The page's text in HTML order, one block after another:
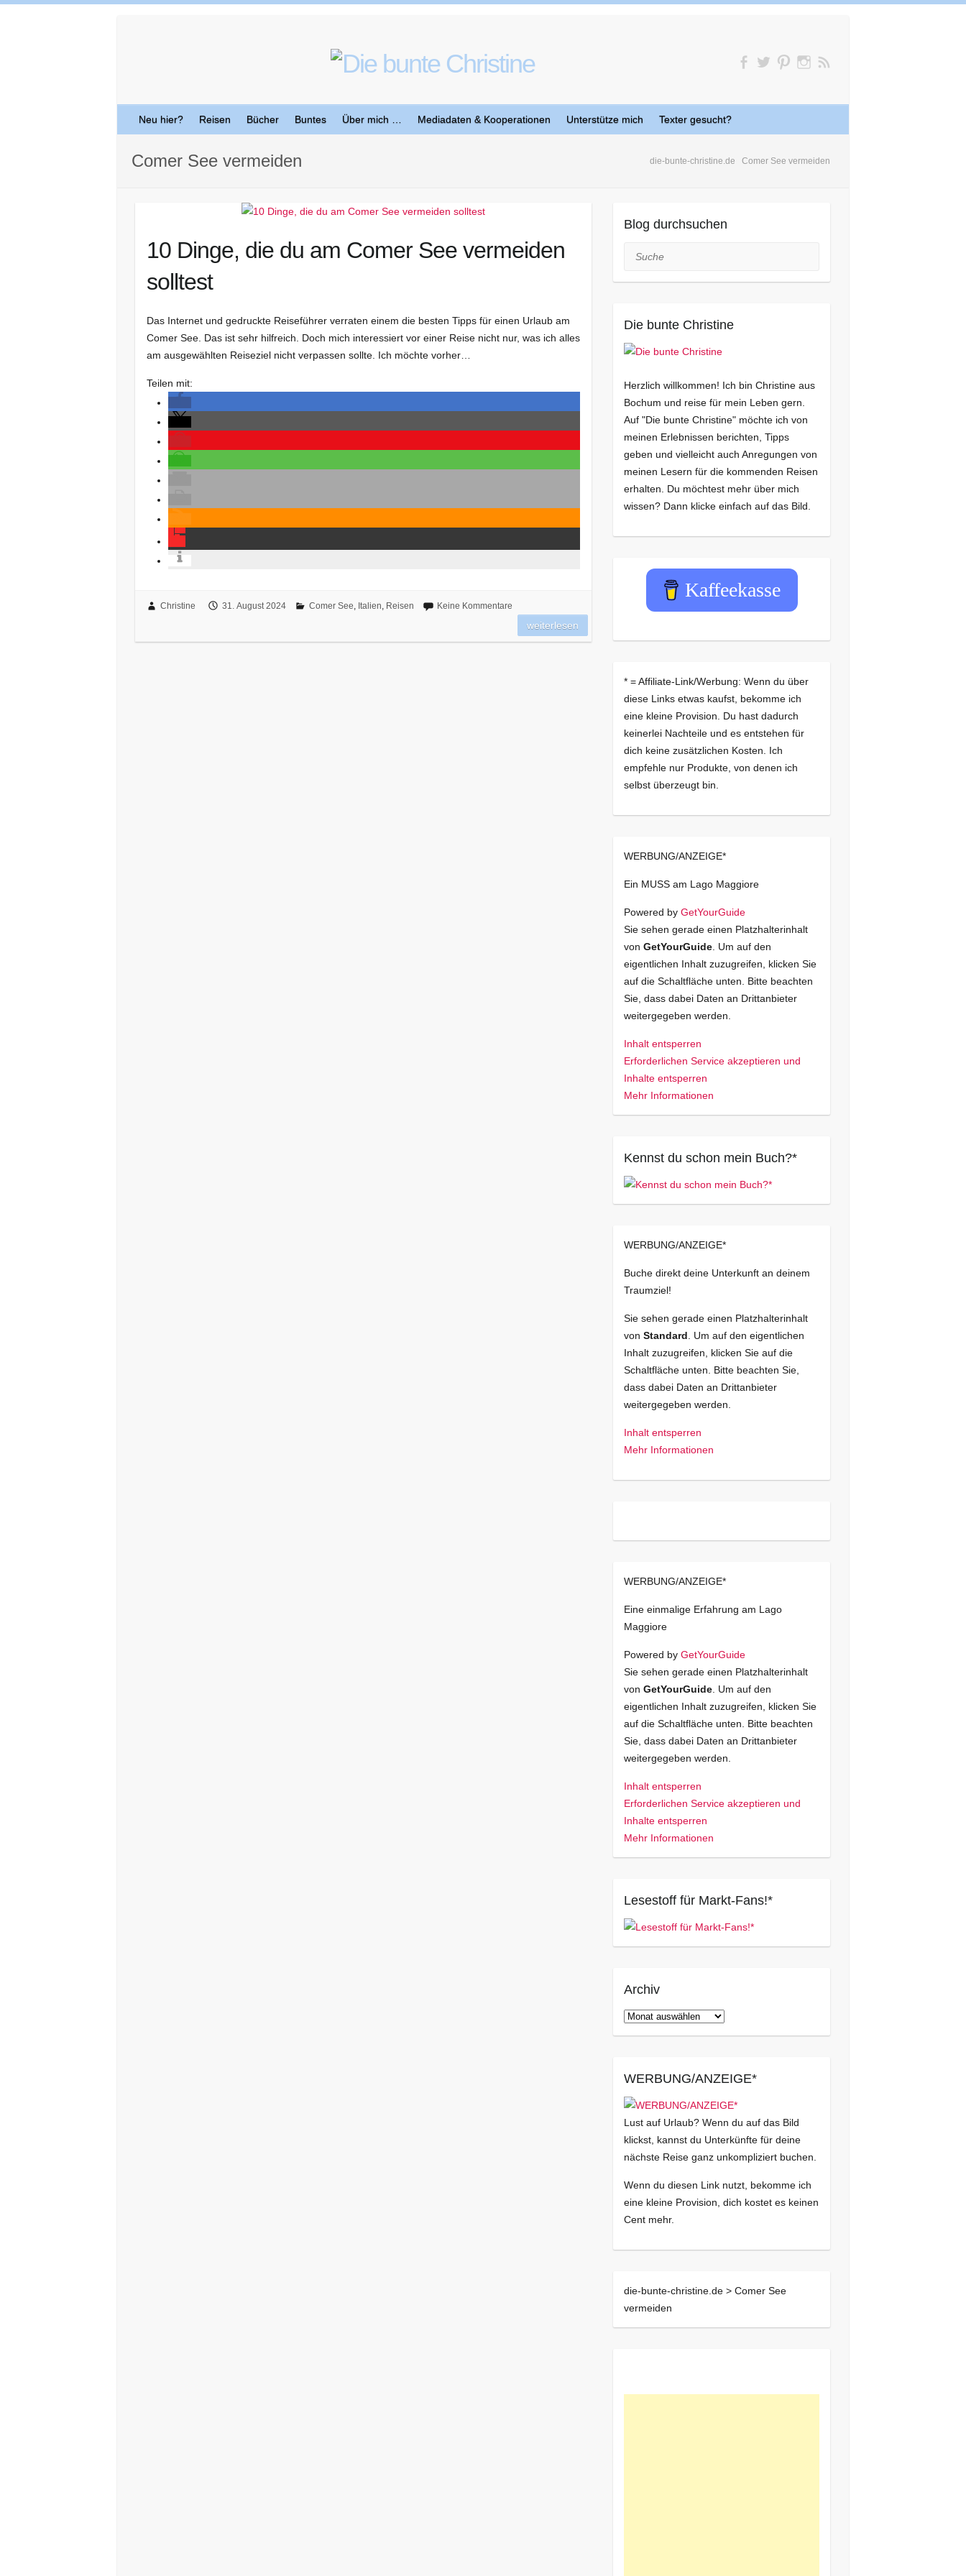
Neu hier? Reisen Bücher Buntes Über mich … Mediadaten & Kooperationen Unterstütze mich Texter gesucht?
die-bunte-christine.de Comer See vermeiden
Comer See vermeiden
10 Dinge, die du am Comer See vermeiden
solltest
Das Internet und gedruckte Reiseführer verraten einem die besten Tipps für einen Urlaub am
Comer See. Das ist sehr hilfreich. Doch mich interessiert vor einer Reise nicht nur, was ich alles
am ausgewählten Reiseziel nicht verpassen sollte. Ich möchte vorher…
Teilen mit:
Christine 31. August 2024 Comer See, Italien, Reisen Keine Kommentare
weiterlesen
Blog durchsuchen
Suche
Die bunte Christine
Herzlich willkommen! Ich bin Christine aus
Bochum und reise für mein Leben gern.
Auf "Die bunte Christine" möchte ich von
meinen Erlebnissen berichten, Tipps
geben und vielleicht auch Anregungen von
meinen Lesern für die kommenden Reisen
erhalten. Du möchtest mehr über mich
wissen? Dann klicke einfach auf das Bild.
Kaffeekasse
* = Affiliate-Link/Werbung: Wenn du über
diese Links etwas kaufst, bekomme ich
eine kleine Provision. Du hast dadurch
keinerlei Nachteile und es entstehen für
dich keine zusätzlichen Kosten. Ich
empfehle nur Produkte, von denen ich
selbst überzeugt bin.
WERBUNG/ANZEIGE*
Ein MUSS am Lago Maggiore
Powered by GetYourGuide
Sie sehen gerade einen Platzhalterinhalt
von GetYourGuide. Um auf den
eigentlichen Inhalt zuzugreifen, klicken Sie
auf die Schaltfläche unten. Bitte beachten
Sie, dass dabei Daten an Drittanbieter
weitergegeben werden.
Inhalt entsperren
Erforderlichen Service akzeptieren und
Inhalte entsperren
Mehr Informationen
Kennst du schon mein Buch?*
WERBUNG/ANZEIGE*
Buche direkt deine Unterkunft an deinem
Traumziel!
Sie sehen gerade einen Platzhalterinhalt
von Standard . Um auf den eigentlichen
Inhalt zuzugreifen, klicken Sie auf die
Schaltfläche unten. Bitte beachten Sie,
dass dabei Daten an Drittanbieter
weitergegeben werden.
Inhalt entsperren
Mehr Informationen
WERBUNG/ANZEIGE*
Eine einmalige Erfahrung am Lago
Maggiore
Powered by GetYourGuide
Sie sehen gerade einen Platzhalterinhalt
von GetYourGuide. Um auf den
eigentlichen Inhalt zuzugreifen, klicken Sie
auf die Schaltfläche unten. Bitte beachten
Sie, dass dabei Daten an Drittanbieter
weitergegeben werden.
Inhalt entsperren
Erforderlichen Service akzeptieren und
Inhalte entsperren
Mehr Informationen
Lesestoff für Markt-Fans!*
Archiv
Archiv
WERBUNG/ANZEIGE*
Lust auf Urlaub? Wenn du auf das Bild
klickst, kannst du Unterkünfte für deine
nächste Reise ganz unkompliziert buchen.
Wenn du diesen Link nutzt, bekomme ich
eine kleine Provision, dich kostet es keinen
Cent mehr.
die-bunte-christine.de > Comer See
vermeiden